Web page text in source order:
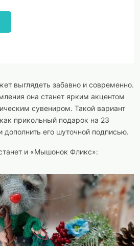
выглядеть забавно и современно.
она станет ярким акцентом
сувениром. Такой вариант
прикольный подарок на 23
дополнить его шуточной подписью.
и «Мышонок Фликс»: